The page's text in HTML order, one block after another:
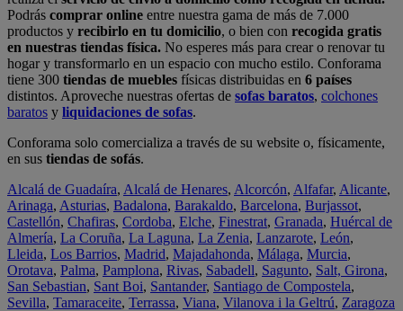
Podrás comprar online entre nuestra gama de más de 7.000
productos y recibirlo en tu domicilio, o bien con recogida gratis
en nuestras tiendas física. No esperes más para crear o renovar tu
hogar y transformarlo en un espacio con mucho estilo. Conforama
tiene 300 tiendas de muebles físicas distribuidas en 6 países
distintos. Aproveche nuestras ofertas de sofas baratos, colchones
baratos y liquidaciones de sofas.
Conforama solo comercializa a través de su website o, físicamente,
en sus tiendas de sofás.
Alcalá de Guadaíra, Alcalá de Henares, Alcorcón, Alfafar, Alicante,
Arinaga, Asturias, Badalona, Barakaldo, Barcelona, Burjassot,
Castellón, Chafiras, Cordoba, Elche, Finestrat, Granada, Huércal de
Almería, La Coruña, La Laguna, La Zenia, Lanzarote, León,
Lleida, Los Barrios, Madrid, Majadahonda, Málaga, Murcia,
Orotava, Palma, Pamplona, Rivas, Sabadell, Sagunto, Salt, Girona,
San Sebastian, Sant Boi, Santander, Santiago de Compostela,
Sevilla, Tamaraceite, Terrassa, Viana, Vilanova i la Geltrú, Zaragoza